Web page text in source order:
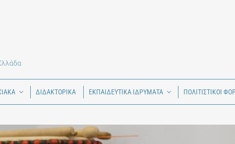
ΔΙΔΑΚΤΟΡΙΚΑ ΕΚΠΑΙΔΕΥΤΙΚΑ ΙΔΡΥΜΑΤΑ ΠΟΛΙΤΙΣΤΙΚΟΙ